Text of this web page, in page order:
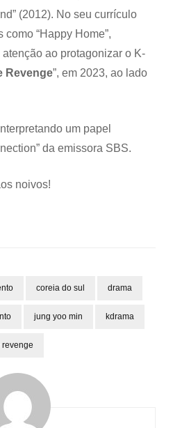
(2012). No seu currículo
“Happy Home”,
atenção ao protagonizar o K-
Revenge”, em 2023, ao lado
um papel
da emissora SBS.
noivos!
coreia do sul drama
jung yoo min kdrama
revenge